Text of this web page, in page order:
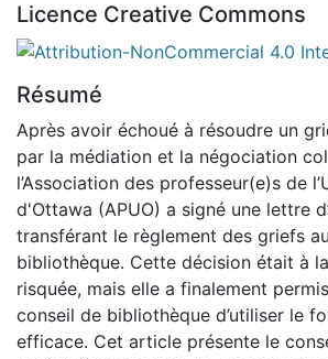
Licence Creative Commons
Attribution-NonCommercial 4.0
Résumé
Après avoir échoué à résoudre un
par la médiation et la négociation
l’Association des professeur(e)s de
d'Ottawa (APUO) a signé une lettre
transférant le règlement des griefs
bibliothèque. Cette décision était à
risquée, mais elle a finalement
conseil de bibliothèque d’utiliser le
efficace. Cet article présente le